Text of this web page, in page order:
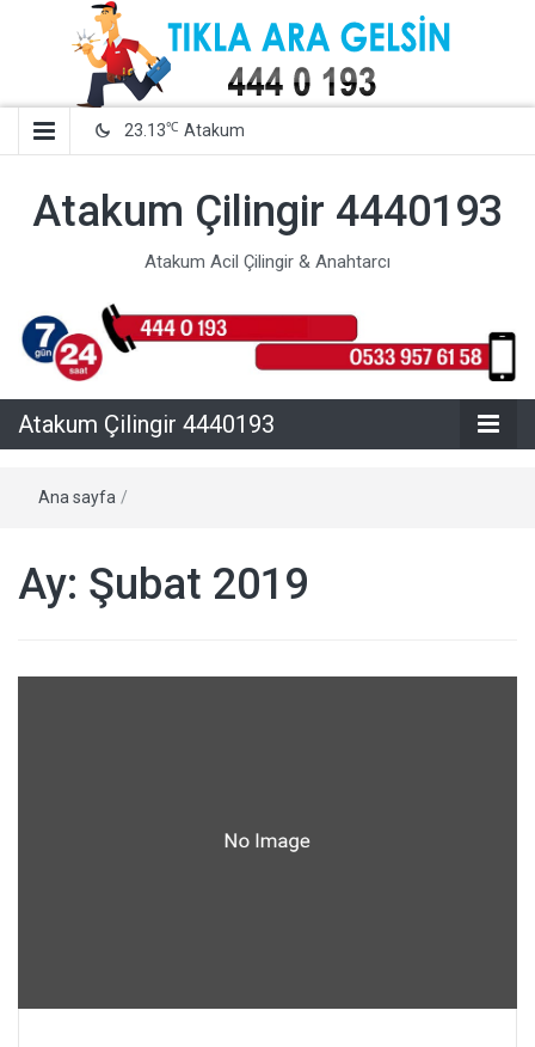
23.13℃ Atakum
Atakum Çilingir 4440193
Atakum Acil Çilingir & Anahtarcı
Atakum Çilingir 4440193
Ana sayfa /
Ay: Şubat 2019